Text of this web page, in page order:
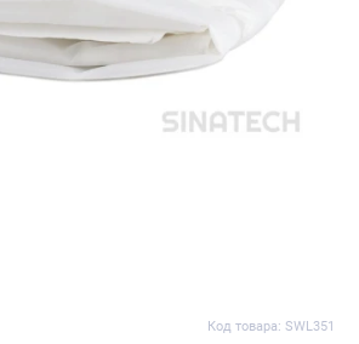
Код товара: SWL351